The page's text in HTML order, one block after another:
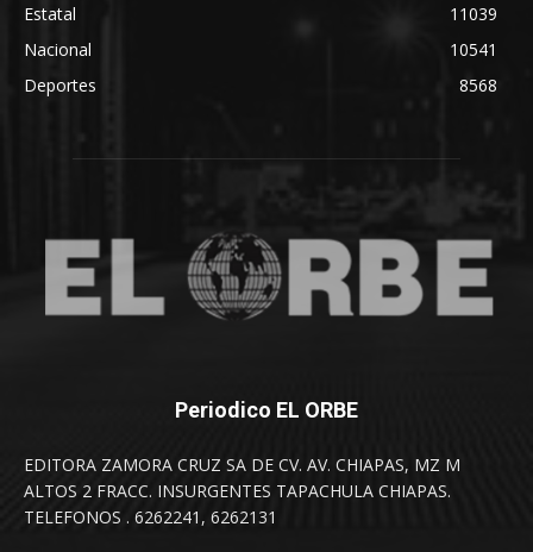
Estatal
11039
Nacional
10541
Deportes
8568
Periodico EL ORBE
EDITORA ZAMORA CRUZ SA DE CV. AV. CHIAPAS, MZ M
ALTOS 2 FRACC. INSURGENTES TAPACHULA CHIAPAS.
TELEFONOS . 6262241, 6262131